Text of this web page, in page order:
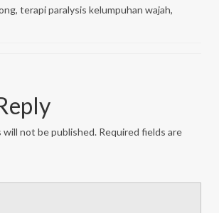
terapi paralysis kelumpuhan wajah,
will not be published. Required fields are